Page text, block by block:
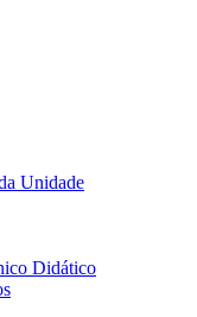
Unidade
Didático